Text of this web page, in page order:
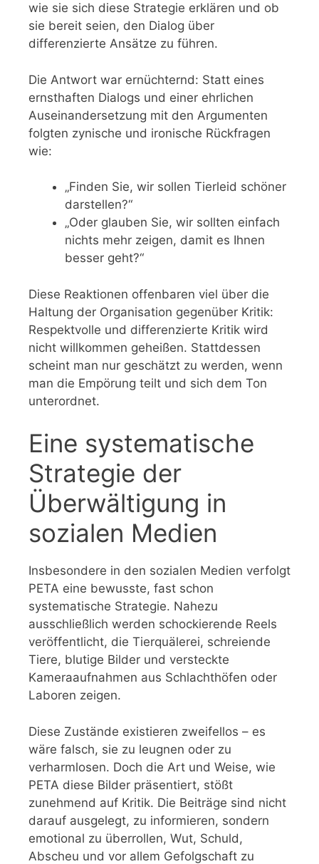
wie sie sich diese Strategie erklären und ob
sie bereit seien, den Dialog über
differenzierte Ansätze zu führen.
Die Antwort war ernüchternd: Statt eines
ernsthaften Dialogs und einer ehrlichen
Auseinandersetzung mit den Argumenten
folgten zynische und ironische Rückfragen
wie:
„Finden Sie, wir sollen Tierleid schöner
darstellen?“
„Oder glauben Sie, wir sollten einfach
nichts mehr zeigen, damit es Ihnen
besser geht?“
Diese Reaktionen offenbaren viel über die
Haltung der Organisation gegenüber Kritik:
Respektvolle und differenzierte Kritik wird
nicht willkommen geheißen. Stattdessen
scheint man nur geschätzt zu werden, wenn
man die Empörung teilt und sich dem Ton
unterordnet.
Eine systematische
Strategie der
Überwältigung in
sozialen Medien
Insbesondere in den sozialen Medien verfolgt
PETA eine bewusste, fast schon
systematische Strategie. Nahezu
ausschließlich werden schockierende Reels
veröffentlicht, die Tierquälerei, schreiende
Tiere, blutige Bilder und versteckte
Kameraaufnahmen aus Schlachthöfen oder
Laboren zeigen.
Diese Zustände existieren zweifellos – es
wäre falsch, sie zu leugnen oder zu
verharmlosen. Doch die Art und Weise, wie
PETA diese Bilder präsentiert, stößt
zunehmend auf Kritik. Die Beiträge sind nicht
darauf ausgelegt, zu informieren, sondern
emotional zu überrollen, Wut, Schuld,
Abscheu und vor allem Gefolgschaft zu